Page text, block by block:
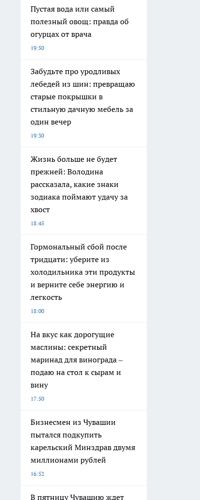
Пустая вода или самый
полезный овощ: правда об
огурцах от врача
19:50
Забудьте про уродливых
лебедей из шин: превращаю
старые покрышки в
стильную дачную мебель за
один вечер
19:30
Жизнь больше не будет
прежней: Володина
рассказала, какие знаки
зодиака поймают удачу за
хвост
18:45
Гормональный сбой после
тридцати: уберите из
холодильника эти продукты
и верните себе энергию и
легкость
18:00
На вкус как дорогущие
маслины: секретный
маринад для винограда –
подаю на стол к сырам и
вину
17:50
Бизнесмен из Чувашии
пытался подкупить
карельский Минздрав двумя
миллионами рублей
16:52
В пятницу Чувашию ждет